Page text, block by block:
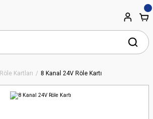
Röle Kartları 8 Kanal 24V Röle Kartı